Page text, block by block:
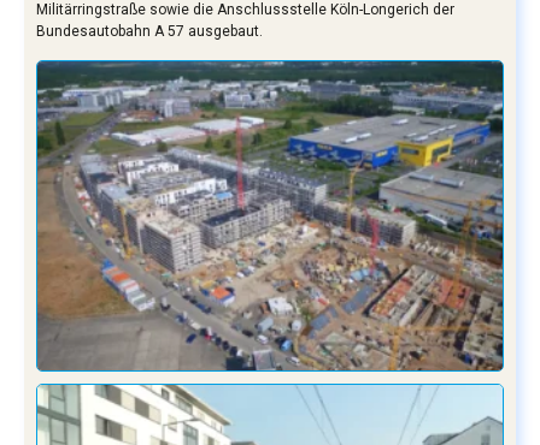
Militärringstraße sowie die Anschlussstelle Köln-Longerich der
Bundesautobahn A 57 ausgebaut.